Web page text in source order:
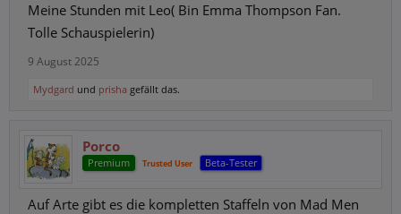
Meine Stunden mit Leo( Bin Emma Thompson Fan.
Tolle Schauspielerin)
9 August 2025
Mydgard und prisha gefällt das.
Porco
Premium Trusted User Beta-Tester
Auf Arte gibt es die kompletten Staffeln von Mad Men